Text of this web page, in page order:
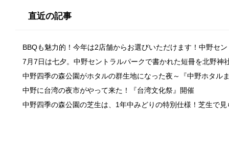
直近の記事
BBQも魅力的！今年は2店舗からお選びいただけます！中野セ
7月7日は七夕。中野セントラルパークで書かれた短冊を北野神
中野四季の森公園がホタルの群生地になった夜～『中野ホタル
中野に台湾の夜市がやって来た！『台湾文化祭』開催
中野四季の森公園の芝生は、1年中みどりの特別仕様！芝生で